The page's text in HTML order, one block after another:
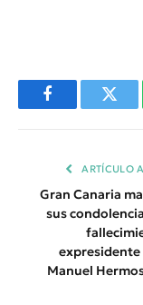
Facebook
ARTÍCULO
Gran Canaria
sus
expresidente
Manuel